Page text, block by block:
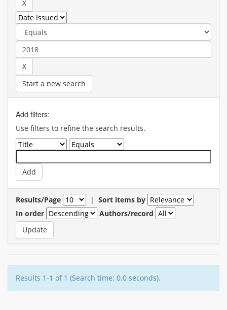
Start a new search
Add filters:
Use filters to refine the search results.
Results/Page | Sort items by
In order
Authors/record
Results 1-1 of 1 (Search time: 0.0 seconds).